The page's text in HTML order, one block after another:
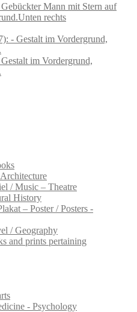
Mann mit Stern auf
rechts
im Vordergrund,
/ Music – Theatre
History
– Poster / Posters -
/ Geography
and prints pertaining
- Psychology